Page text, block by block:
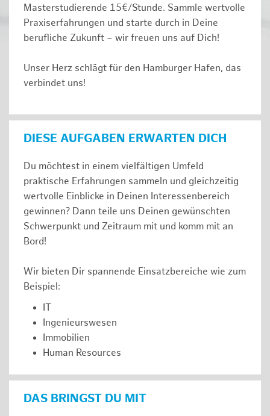
Masterstudierende 15€/Stunde. Sammle wertvolle
Praxiserfahrungen und starte durch in Deine
berufliche Zukunft – wir freuen uns auf Dich!
Unser Herz schlägt für den Hamburger Hafen, das
verbindet uns!
DIESE AUFGABEN ERWARTEN DICH
Du möchtest in einem vielfältigen Umfeld
praktische Erfahrungen sammeln und gleichzeitig
wertvolle Einblicke in Deinen Interessenbereich
gewinnen? Dann teile uns Deinen gewünschten
Schwerpunkt und Zeitraum mit und komm mit an
Bord!
Wir bieten Dir spannende Einsatzbereiche wie zum
Beispiel:
IT
Ingenieurswesen
Immobilien
Human Resources
DAS BRINGST DU MIT